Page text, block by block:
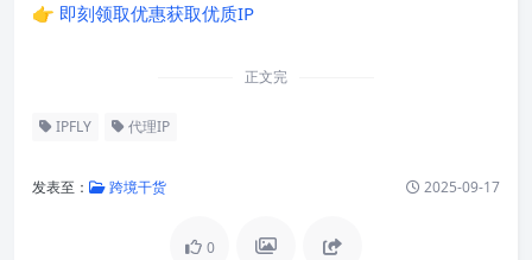
👉 即刻领取优惠获取优质IP
正文完
IPFLY 代理IP
发表至： 跨境干货 2025-09-17
0